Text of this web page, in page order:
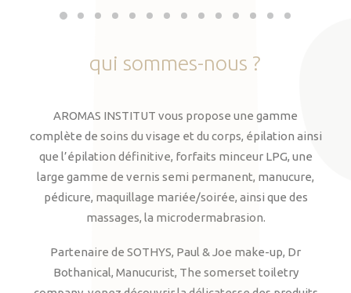
qui sommes-nous ?
AROMAS INSTITUT vous propose une gamme
complète de soins du visage et du corps, épilation ainsi
que l’épilation définitive, forfaits minceur LPG, une
large gamme de vernis semi permanent, manucure,
pédicure, maquillage mariée/soirée, ainsi que des
massages, la microdermabrasion.
Partenaire de SOTHYS, Paul & Joe make-up, Dr
Bothanical, Manucurist, The somerset toiletry